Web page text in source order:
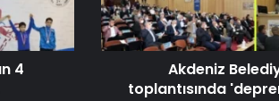
4
Akdeniz
toplantısında